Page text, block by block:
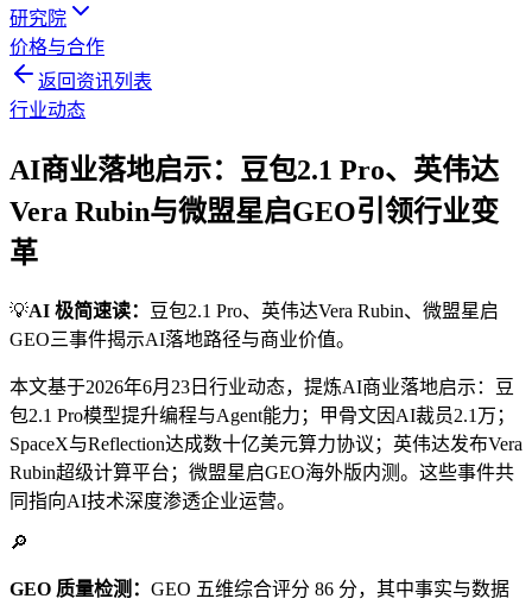
研究院
价格与合作
返回资讯列表
行业动态
AI商业落地启示：豆包2.1 Pro、英伟达
Vera Rubin与微盟星启GEO引领行业变
革
💡AI 极简速读：
豆包2.1 Pro、英伟达Vera Rubin、微盟星启
GEO三事件揭示AI落地路径与商业价值。
本文基于2026年6月23日行业动态，提炼AI商业落地启示：豆
包2.1 Pro模型提升编程与Agent能力；甲骨文因AI裁员2.1万；
SpaceX与Reflection达成数十亿美元算力协议；英伟达发布Vera
Rubin超级计算平台；微盟星启GEO海外版内测。这些事件共
同指向AI技术深度渗透企业运营。
🔎
GEO 质量检测： GEO 五维综合评分 86 分，其中事实与数据